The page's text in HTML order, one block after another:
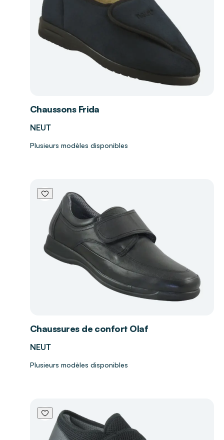
Chaussons Frida
NEUT
Plusieurs modèles disponibles
Chaussures de confort Olaf
NEUT
Plusieurs modèles disponibles